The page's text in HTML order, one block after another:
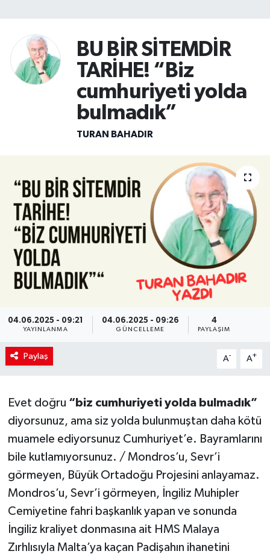
BU BİR SİTEMDİR
TARİHE! “Biz
cumhuriyeti yolda
bulmadık”
TURAN BAHADIR
04.06.2025 - 09:21
YAYINLANMA
04.06.2025 - 09:26
GÜNCELLEME
4
PAYLAŞIM
Paylaş A- A+
Evet doğru “biz cumhuriyeti yolda bulmadık”
diyorsunuz, ama siz yolda bulunmuştan daha kötü
muamele ediyorsunuz Cumhuriyet’e. Bayramlarını
bile kutlamıyorsunuz. / Mondros’u, Sevr’i
görmeyen, Büyük Ortadoğu Projesini anlayamaz.
Mondros’u, Sevr’i görmeyen, İngiliz Muhipler
Cemiyetine fahri başkanlık yapan ve sonunda
İngiliz kraliyet donmasına ait HMS Malaya
Zırhlısıyla Malta’ya kaçan Padişahın ihanetini
Teknoloji
TRABZON
TRABZONSPOR